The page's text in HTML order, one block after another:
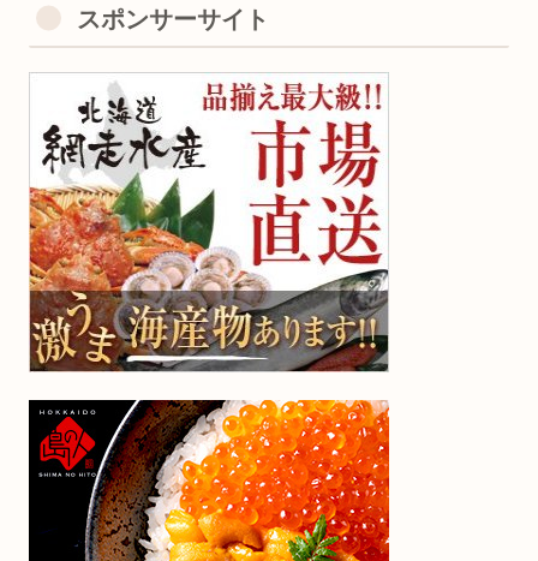
スポンサーサイト